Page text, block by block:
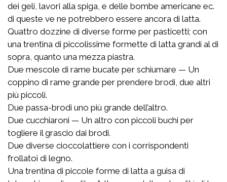
dei geli, lavori alla spiga, e delle bombe americane ec.
di queste ve ne potrebbero essere ancora di latta.
Quattro dozzine di diverse forme per pasticetti; con
una trentina di piccolissime formette di latta grandi al di
sopra, quanto una mezza piastra.
Due mescole di rame bucate per schiumare — Un
coppino di rame grande per prendere brodi, due altri
più piccoli.
Due passa-brodi uno più grande dell’altro.
Due cucchiaroni — Un altro con piccoli buchi per
togliere il grascio dai brodi.
Due diverse cioccolattiere con i corrispondenti
frollatoi di legno.
Una trentina di piccole forme di latta a guisa di